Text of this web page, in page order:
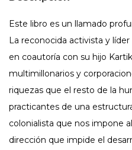
Este libro es un llamado
La reconocida activista y
en coautoría con su hijo
multimillonarios y
riquezas que el resto de la
practicantes de una
colonialista que nos impone
dirección que impide el